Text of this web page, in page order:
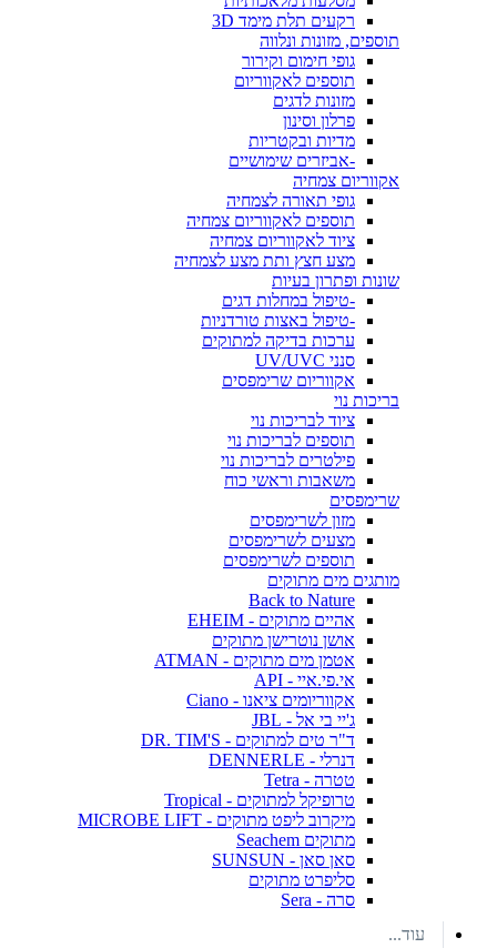
רקעים תלת מימד 3D
תוספים, מזונות ונלווה
גופי חימום וקירור
תוספים לאקווריום
מזונות לדגים
פרלון וסינון
מדיות ובקטריות
-אביזרים שימושיים
אקווריום צמחיה
גופי תאורה לצמחיה
תוספים לאקווריום צמחיה
ציוד לאקווריום צמחיה
מצע חצץ ותת מצע לצמחיה
שונות ופתרון בעיות
-טיפול במחלות דגים
-טיפול באצות טורדניות
ערכות בדיקה למתוקים
סנני UV/UVC
אקווריום שרימפסים
בריכות נוי
ציוד לבריכות נוי
תוספים לבריכות נוי
פילטרים לבריכות נוי
משאבות וראשי כוח
שרימפסים
מזון לשרימפסים
מצעים לשרימפסים
תוספים לשרימפסים
מותגים מים מתוקים
Back to Nature
אהיים מתוקים - EHEIM
אושן נוטרישן מתוקים
אטמן מים מתוקים - ATMAN
אי.פי.איי - API
אקווריומים ציאנו - Ciano
ג'יי בי אל - JBL
ד"ר טים למתוקים - DR. TIM'S
דנרלי - DENNERLE
טטרה - Tetra
טרופיקל למתוקים - Tropical
מיקרוב ליפט מתוקים - MICROBE LIFT
מתוקים Seachem
סאן סאן - SUNSUN
סליפרט מתוקים
סרה - Sera
עוד...